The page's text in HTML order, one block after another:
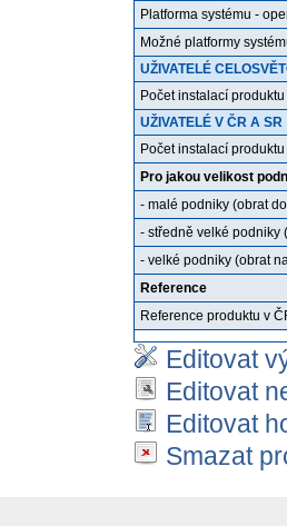
Platforma systému -
Možné platformy
UŽIVATELÉ
Počet instalací
UŽIVATELÉ V ČR A SR
Počet instalací
Pro jakou velikost
- malé podniky (obrat
- středně velké podniky
- velké podniky (obrat
Reference
Reference produktu v
Editovat
Editovat
Editovat
Smazat